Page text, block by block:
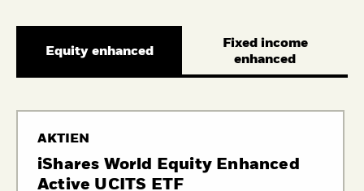
Equity enhanced
Fixed income
enhanced
AKTIEN
iShares World Equity Enhanced
Active UCITS ETF